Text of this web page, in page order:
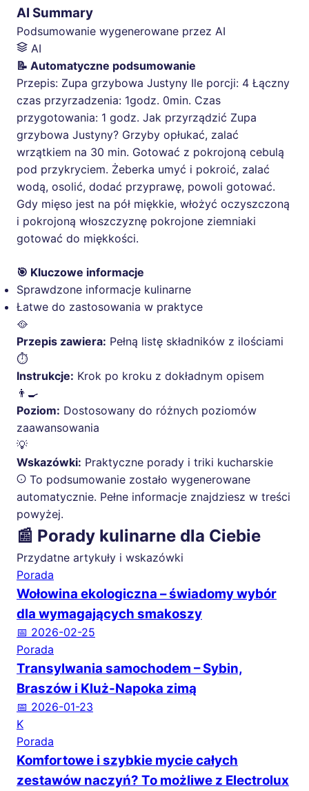
AI Summary
Podsumowanie wygenerowane przez AI
AI
📝 Automatyczne podsumowanie
Przepis: Zupa grzybowa Justyny Ile porcji: 4 Łączny
czas przyrzadzenia: 1godz. 0min. Czas
przygotowania: 1 godz. Jak przyrządzić Zupa
grzybowa Justyny? Grzyby opłukać, zalać
wrzątkiem na 30 min. Gotować z pokrojoną cebulą
pod przykryciem. Żeberka umyć i pokroić, zalać
wodą, osolić, dodać przyprawę, powoli gotować.
Gdy mięso jest na pół miękkie, włożyć oczyszczoną
i pokrojoną włoszczyznę pokrojone ziemniaki
gotować do miękkości.
🎯 Kluczowe informacje
Sprawdzone informacje kulinarne
Łatwe do zastosowania w praktyce
🥘
Przepis zawiera: Pełną listę składników z ilościami
⏱️
Instrukcje: Krok po kroku z dokładnym opisem
👨‍🍳
Poziom: Dostosowany do różnych poziomów
zaawansowania
💡
Wskazówki: Praktyczne porady i triki kucharskie
To podsumowanie zostało wygenerowane
automatycznie. Pełne informacje znajdziesz w treści
powyżej.
📰 Porady kulinarne dla Ciebie
Przydatne artykuły i wskazówki
Porada
Wołowina ekologiczna – świadomy wybór
dla wymagających smakoszy
📅 2026-02-25
Porada
Transylwania samochodem – Sybin,
Braszów i Kluż-Napoka zimą
📅 2026-01-23
K
Porada
Komfortowe i szybkie mycie całych
zestawów naczyń? To możliwe z Electrolux